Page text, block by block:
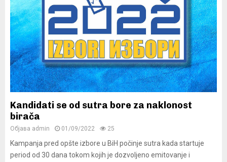
Kandidati se od sutra bore za naklonost
birača
Објава admin 01/09/2022 25
Kampanja pred opšte izbore u BiH počinje sutra kada startuje
period od 30 dana tokom kojih je dozvoljeno emitovanje i